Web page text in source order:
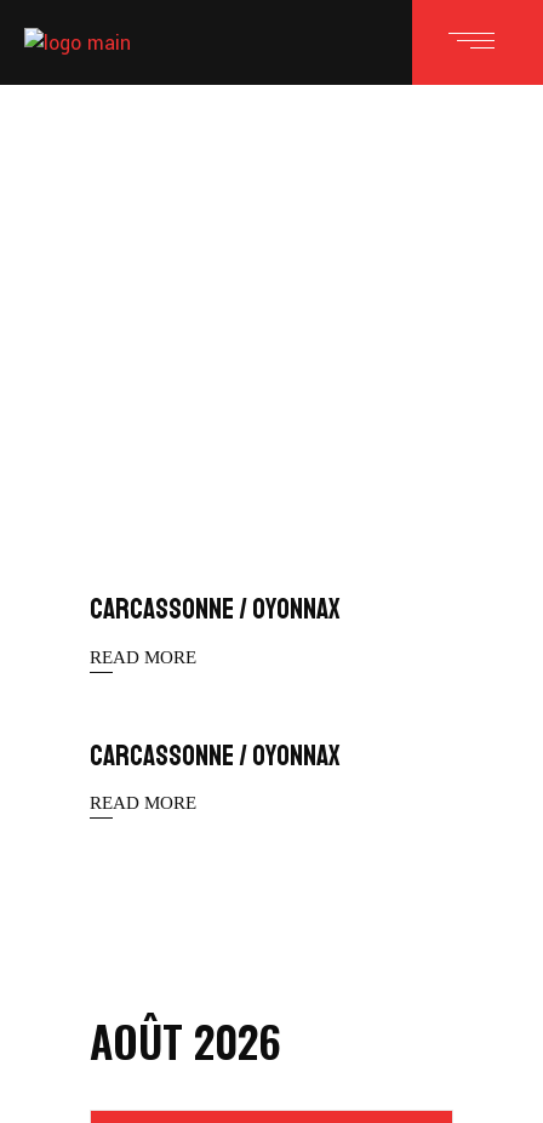
CARCASSONNE / OYONNAX
READ MORE
CARCASSONNE / OYONNAX
READ MORE
AOÛT 2026